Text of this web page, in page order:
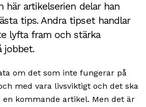
här artikelserien delar han
tips. Andra tipset handlar
lyfta fram och stärka
jobbet.
om det som inte fungerar på
med vara livsviktigt och det ska
kommande artikel. Men det är